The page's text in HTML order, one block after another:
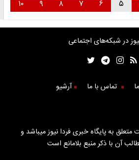
۵ ۶ ۷ ۸ ۹ ۱۰
در شبکه‌های اجتماعی
تماس با ما آرشیو
به پایگاه خبری فردا نیوز میباشد و
آن با ذکر منبع بلامانع است